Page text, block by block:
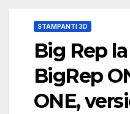
STAMPANTI 3D
Big Rep
BigRep
ONE,